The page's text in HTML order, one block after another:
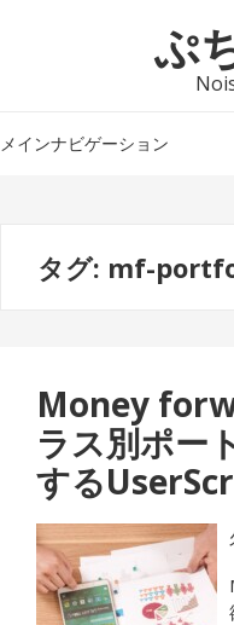
シ
ツ
ぷ
メインナビゲーション
タグ: mf-
Money
ラス別ポー
する